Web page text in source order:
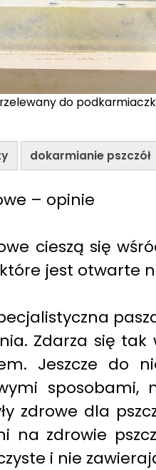
do
dokarmianie pszczół
– opinie
cieszą się
jest otwarte
Zdarza się
Jeszcze do
sposobami,
zdrowe dla
na zdrowie
i nie